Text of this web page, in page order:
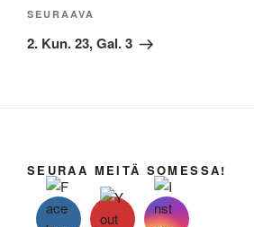
Seuraava
artikkeli
SEURAAVA
2. Kun. 23, Gal. 3
SEURAA MEITÄ SOMESSA!